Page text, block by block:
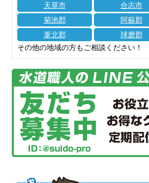
天草市
合志市
菊池郡
阿蘇郡
葦北郡
球磨郡
その他の地域の方もご相談ください！